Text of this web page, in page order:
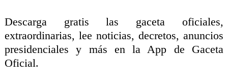
Descarga gratis las gaceta oficiales,
extraordinarias, lee noticias, decretos, anuncios
presidenciales y más en la App de Gaceta
Oficial.